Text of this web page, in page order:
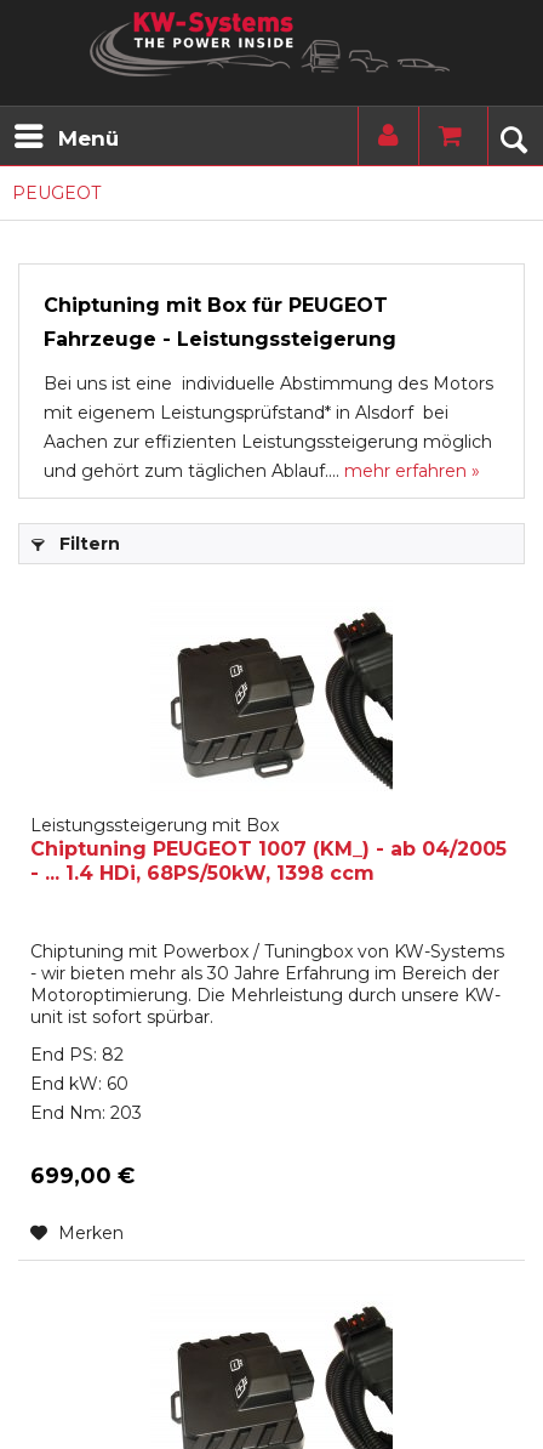
Menü
PEUGEOT
Chiptuning mit Box für PEUGEOT
Fahrzeuge - Leistungssteigerung
Bei uns ist eine individuelle Abstimmung des Motors
mit eigenem Leistungsprüfstand* in Alsdorf bei
Aachen zur effizienten Leistungssteigerung möglich
und gehört zum täglichen Ablauf.... mehr erfahren »
Filtern
Leistungssteigerung mit Box
Chiptuning PEUGEOT 1007 (KM_) - ab 04/2005
- ... 1.4 HDi, 68PS/50kW, 1398 ccm
Chiptuning mit Powerbox / Tuningbox von KW-Systems
- wir bieten mehr als 30 Jahre Erfahrung im Bereich der
Motoroptimierung. Die Mehrleistung durch unsere KW-
unit ist sofort spürbar.
End PS: 82
End kW: 60
End Nm: 203
699,00 €
Merken